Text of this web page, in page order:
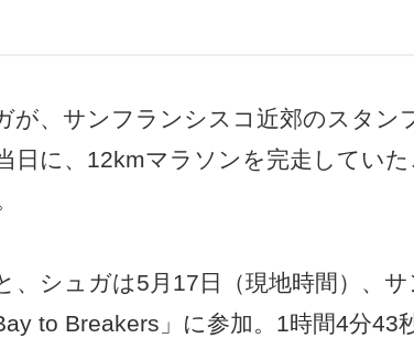
が、サンフランシスコ近郊のスタン
日に、12kmマラソンを完走してい
、シュガは5月17日（現地時間）、
to Breakers」に参加。1時間4分43